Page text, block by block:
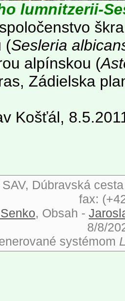
lumnitzerii-
(Sesleria
alpínskou (
Zádielska
Košťál,
Dúbravská
fax:
, Obsah -
8/8/
systémom